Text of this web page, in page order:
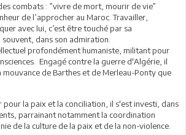
combats : ”vivre de mort, mourir de vie”
de l’approcher au Maroc. Travailler,
avec lui, c’est être touché par sa
dans son admiration.
profondément humaniste, militant pour
Engagé contre la guerre d'Algérie, il
mouvance de Barthes et de Merleau-Ponty que
la paix et la conciliation, il s'est investi, dans
parrainant notamment la coordination
de la culture de la paix et de la non-violence.